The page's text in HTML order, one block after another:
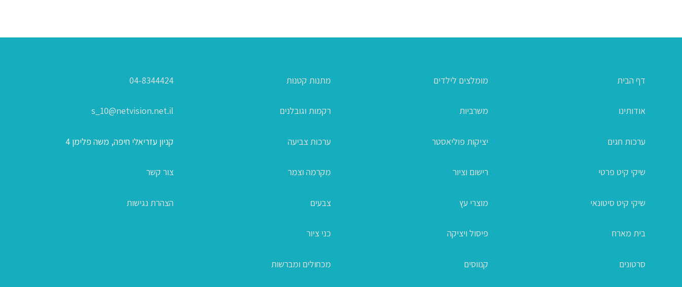
דף הבית
אודותינו
ערכות חגים
שיקי קיט פרטי
שיקי קיט סיטונאי
בית מארח
סרטונים
מומלצים לילדים
משרביות
יציקות פוליאסטר
רישום וציור
מוצרי עץ
פיסול ויציקה
קנווסים
מתנות קטנות
רקמות וגובלנים
ערכות צביעה
מקרמה וצמר
צבעים
כני ציור
מכחולים ומברשות
04-8344424
s_10@netvision.net.il
קניון עזריאלי חיפה, משה פלימן 4
צור קשר
הצהרת נגישות